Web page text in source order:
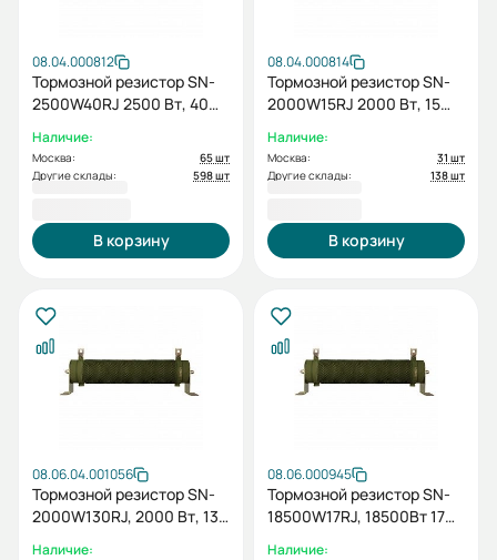
08.04.000812
Тормозной резистор SN-
2500W40RJ 2500 Вт, 40
Наличие:
Москва:
65 шт
Другие склады:
598 шт
В корзину
08.04.000814
Тормозной резистор SN-
2000W15RJ 2000 Вт, 15
Наличие:
Москва:
31 шт
Другие склады:
138 шт
В корзину
08.06.04.001056
Тормозной резистор SN-
2000W130RJ, 2000 Вт, 130
Наличие:
08.06.000945
Тормозной резистор SN-
18500W17RJ, 18500Вт 17
Наличие: